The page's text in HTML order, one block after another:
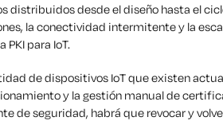
distribuidos desde el diseño hasta el
la conectividad intermitente y la
PKI para IoT.
de dispositivos IoT que existen
y la gestión manual de
de seguridad, habrá que revocar y